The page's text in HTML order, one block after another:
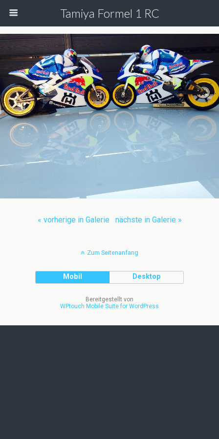
Tamiya Formel 1 RC
« vorherige in Galerie nächste in Galerie »
Zum Seitenanfang
Mobil Desktop
Bereitgestellt von
WPtouch Mobile Suite for WordPress